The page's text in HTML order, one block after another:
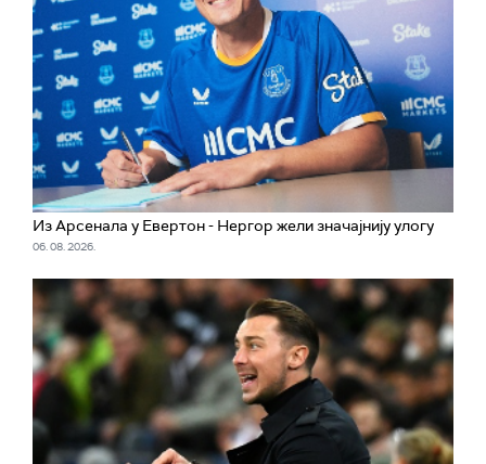
Из Арсенала у Евертон - Нергор жели значајнију улогу
06. 08. 2026.